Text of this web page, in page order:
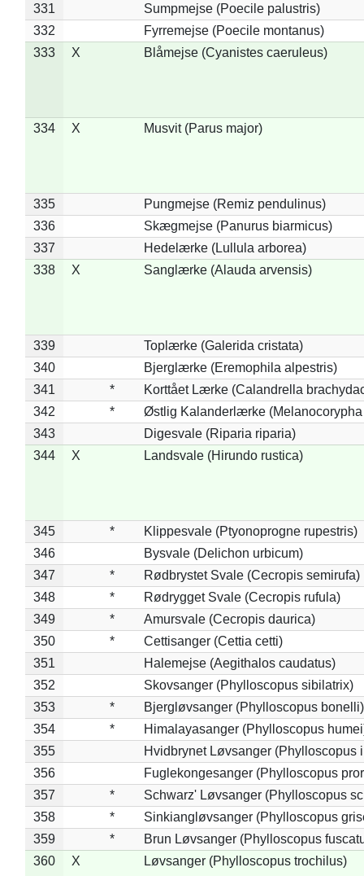
331
Sumpmejse (Poecile palustris)
332
Fyrremejse (Poecile montanus)
333
X Blåmejse (Cyanistes caeruleus)
334 X Musvit (Parus major)
335
Pungmejse (Remiz pendulinus)
336
Skægmejse (Panurus biarmicus)
337
Hedelærke (Lullula arborea)
338
X Sanglærke (Alauda arvensis)
339
Toplærke (Galerida cristata)
340
Bjerglærke (Eremophila alpestris)
341
*
Korttået Lærke (Calandrella
342
*
Østlig Kalanderlærke (Melanocorypha
343
Digesvale (Riparia riparia)
344
X Landsvale (Hirundo rustica)
345 *
Klippesvale (Ptyonoprogne rupestris)
346
Bysvale (Delichon urbicum)
347
*
Rødbrystet Svale (Cecropis semirufa)
348
*
Rødrygget Svale (Cecropis rufula)
349
*
Amursvale (Cecropis daurica)
350
*
Cettisanger (Cettia cetti)
351
Halemejse (Aegithalos caudatus)
352
Skovsanger (Phylloscopus sibilatrix)
353
*
Bjergløvsanger (Phylloscopus bonelli)
354
*
Himalayasanger (Phylloscopus
355
Hvidbrynet Løvsanger (Phylloscopus
356
Fuglekongesanger (Phylloscopus
357
*
Schwarz' Løvsanger (Phylloscopus
358
*
Sinkiangløvsanger (Phylloscopus
359
*
Brun Løvsanger (Phylloscopus
360
X Løvsanger (Phylloscopus trochilus)